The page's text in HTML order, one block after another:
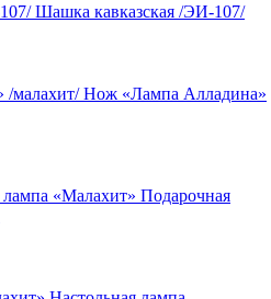
Шашка кавказская /ЭИ-107/
Нож «Лампа Алладина»
Подарочная